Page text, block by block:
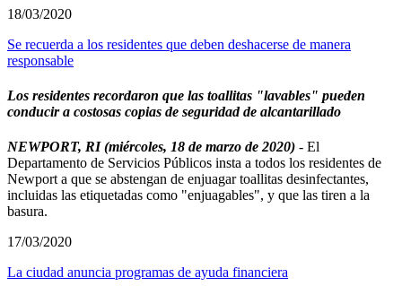
18/03/2020
Se recuerda a los residentes que deben deshacerse de manera
responsable
Los residentes recordaron que las toallitas "lavables" pueden
conducir a costosas copias de seguridad de alcantarillado
NEWPORT, RI (miércoles, 18 de marzo de 2020) - El
Departamento de Servicios Públicos insta a todos los residentes de
Newport a que se abstengan de enjuagar toallitas desinfectantes,
incluidas las etiquetadas como "enjuagables", y que las tiren a la
basura.
17/03/2020
La ciudad anuncia programas de ayuda financiera